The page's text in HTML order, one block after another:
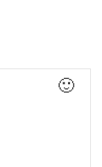
🙂